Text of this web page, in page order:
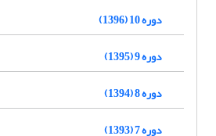
دوره 10 (1396)
دوره 9 (1395)
دوره 8 (1394)
دوره 7 (1393)